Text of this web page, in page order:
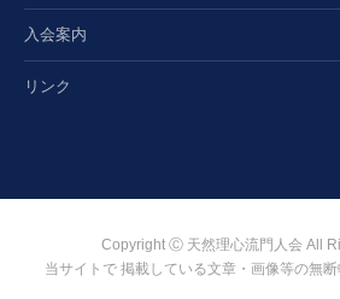
入会案内
リンク
Copyright Ⓒ 天然理心流門人会 All
当サイトで 掲載している文章・画像等の無断